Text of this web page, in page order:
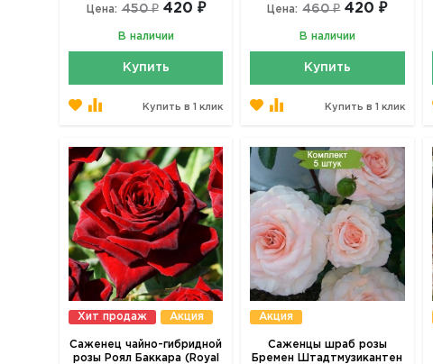
Цена: 450 ₽ 420 ₽
В наличии
Купить
Купить в 1 клик
Цена: 460 ₽ 420 ₽
В наличии
Купить
Купить в 1 клик
Хит продаж Акция
Саженец чайно-гибридной
розы Роял Баккара (Royal
Акция
Саженцы шраб розы
Бремен Штадтмузикантен